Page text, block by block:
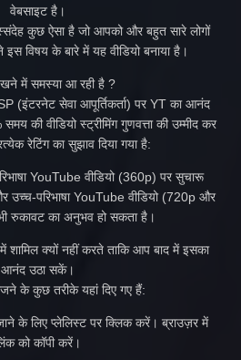
वेबसाइट है।
कुछ ऐसा है जो आपको और बहुत सारे लोगों
विषय के बारे में यह वीडियो बनाया है।
में समस्या आ रही है ?
(इंटरनेट सेवा आपूर्तिकर्ता) पर YT का आनंद
की वीडियो स्ट्रीमिंग गुणवत्ता की उम्मीद कर
रेटिंग का सुझाव दिया गया है:
YouTube वीडियो (360p) पर सुचारू
उच्च-परिभाषा YouTube वीडियो (720p और
रुकावट का अनुभव हो सकता है।
शामिल क्यों नहीं करते ताकि आप बाद में इसका
आनंद उठा सकें।
के कुछ तरीके यहां दिए गए हैं:
के लिए प्लेलिस्ट पर क्लिक करें। ब्राउज़र में
को कॉपी करें।